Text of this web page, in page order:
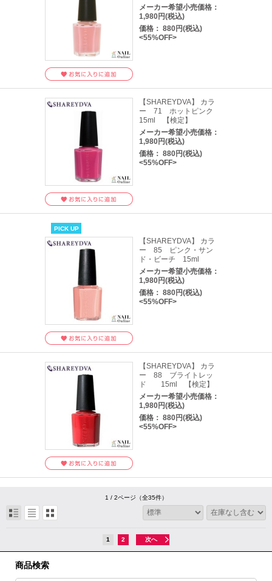
メーカー希望小売価格：
1,980円(税込)
価格： 880円(税込)
<55%OFF>
【SHAREYDVA】 カラ
ー 71 ホットピンク
15ml 【検定】
メーカー希望小売価格：
1,980円(税込)
価格： 880円(税込)
<55%OFF>
PICK UP
【SHAREYDVA】 カラ
ー 85 ピンク・サン
ド・ビーチ 15ml
メーカー希望小売価格：
1,980円(税込)
価格： 880円(税込)
<55%OFF>
【SHAREYDVA】 カラ
ー 88 ブライトレッ
ド 15ml 【検定】
メーカー希望小売価格：
1,980円(税込)
価格： 880円(税込)
<55%OFF>
1 / 2ページ （全35件）
1 2 次へ
商品検索